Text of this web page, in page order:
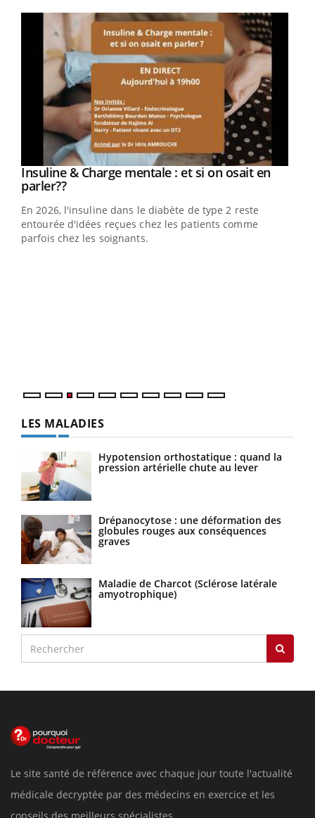
Youtube
Insuline & Charge mentale : et si on osait en
parler??Youtube
En 2026, l'insuline dans le diabète de type 2 reste
entourée d'idées reçues chez les patients comme
parfois chez les soignants.
LES MALADIES
Hypotension orthostatique : quand la
pression artérielle chute au lever
Drépanocytose : une déformation des
globules rouges aux conséquences
graves
Maladie de Charcot (Sclérose latérale
amyotrophique)
Le site santé de référence avec chaque jour toute l'actualité
médicale decryptée par des médecins en exercice et les